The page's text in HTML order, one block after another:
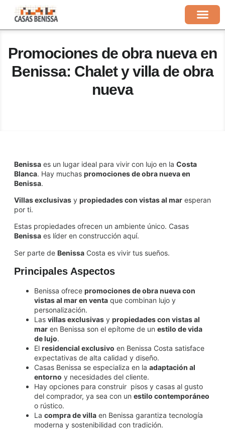
Promociones de obra nueva en
Benissa: Chalet y villa de obra
nueva
Benissa es un lugar ideal para vivir con lujo en la Costa
Blanca. Hay muchas promociones de obra nueva en
Benissa.
Villas exclusivas y propiedades con vistas al mar esperan
por ti.
Estas propiedades ofrecen un ambiente único. Casas
Benissa es líder en construcción aquí.
Ser parte de Benissa Costa es vivir tus sueños.
Principales Aspectos
Benissa ofrece promociones de obra nueva con
vistas al mar en venta que combinan lujo y
personalización.
Las villas exclusivas y propiedades con vistas al
mar en Benissa son el epítome de un estilo de vida
de lujo.
El residencial exclusivo en Benissa Costa satisface
expectativas de alta calidad y diseño.
Casas Benissa se especializa en la adaptación al
entorno y necesidades del cliente.
Hay opciones para construir pisos y casas al gusto
del comprador, ya sea con un estilo contemporáneo
o rústico.
La compra de villa en Benissa garantiza tecnología
moderna y sostenibilidad con tradición.